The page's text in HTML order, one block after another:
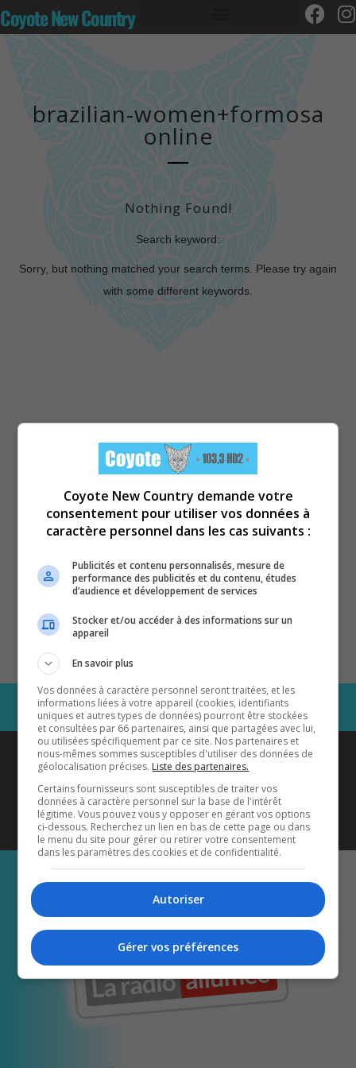
Coyote New Country
brazilian-women+formosa
online
Nothing Found!
Search keyword:
Sorry, but nothing matched your search terms. Please try again
with some different keywords.
Coyote New Countryest diffusé
également sur1033 HD2
Écoutez-nous aussi sur…
Coyote New Country demande votre
consentement pour utiliser vos données à
caractère personnel dans les cas suivants :
Publicités et contenu personnalisés, mesure de
performance des publicités et du contenu, études
d’audience et développement de services
Stocker et/ou accéder à des informations sur un
appareil
En savoir plus
Vos données à caractère personnel seront traitées, et les
informations liées à votre appareil (cookies, identifiants
uniques et autres types de données) pourront être stockées
et consultées par 66 partenaires, ainsi que partagées avec lui,
ou utilisées spécifiquement par ce site. Nos partenaires et
nous-mêmes sommes susceptibles d'utiliser des données de
géolocalisation précises. Liste des partenaires.
Certains fournisseurs sont susceptibles de traiter vos
données à caractère personnel sur la base de l'intérêt
légitime. Vous pouvez vous y opposer en gérant vos options
ci-dessous. Recherchez un lien en bas de cette page ou dans
le menu du site pour gérer ou retirer votre consentement
dans les paramètres des cookies et de confidentialité.
Autoriser
Gérer vos préférences